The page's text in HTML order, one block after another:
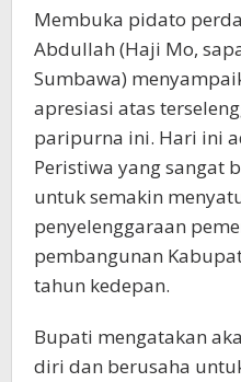
Membuka pidato
Abdullah (Haji Mo,
Sumbawa)
apresiasi atas
paripurna ini. Hari ini
Peristiwa yang sangat
untuk semakin
penyelenggaraan
pembangunan
tahun kedepan.
Bupati mengatakan
diri dan berusaha